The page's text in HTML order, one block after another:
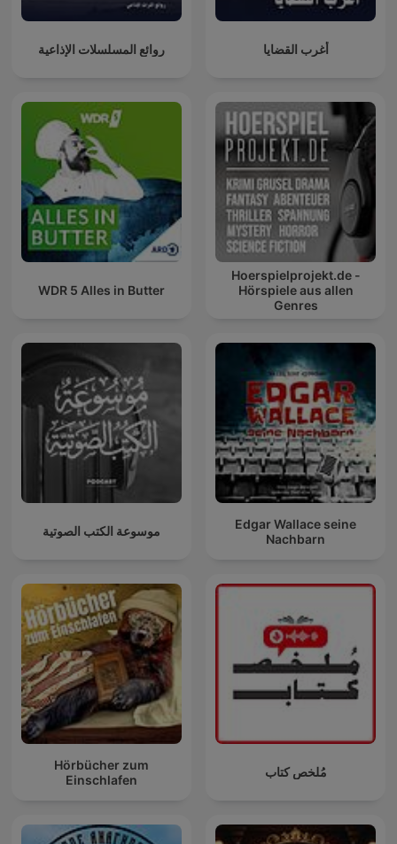
روائع المسلسلات الإذاعية أغرب القضايا
WDR 5 Alles in Butter
Hoerspielprojekt.de -
Hörspiele aus allen
Genres
موسوعة الكتب الصوتية
Edgar Wallace seine
Nachbarn
Hörbücher zum
Einschlafen
مُلخص كتاب